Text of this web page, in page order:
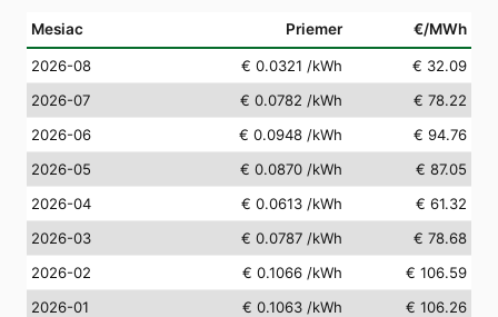
Mesiac Priemer €/MWh
2026-08 € 0.0321 /kWh
€ 32.09
2026-07
€ 0.0782 /kWh
€ 78.22
2026-06
€ 0.0948 /kWh
€ 94.76
2026-05
€ 0.0870 /kWh
€ 87.05
2026-04
€ 0.0613 /kWh
€ 61.32
2026-03
€ 0.0787 /kWh
€ 78.68
2026-02
€ 0.1066 /kWh
€ 106.59
2026-01
€ 0.1063 /kWh
€ 106.26